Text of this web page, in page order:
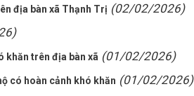
địa bàn xã Thạnh Trị (02/02/2026)
khăn trên địa bàn xã (01/02/2026)
có hoàn cảnh khó khăn (01/02/2026)